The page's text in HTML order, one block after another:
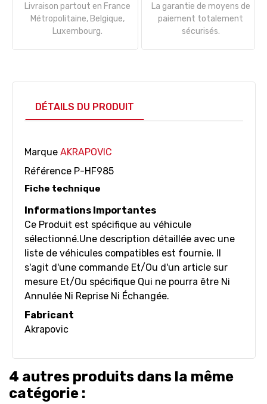
Livraison partout en France
Métropolitaine, Belgique,
Luxembourg.
La garantie de moyens de
paiement totalement
sécurisés.
DÉTAILS DU PRODUIT
Marque AKRAPOVIC
Référence P-HF985
Fiche technique
Informations Importantes
Ce Produit est spécifique au véhicule
sélectionné.Une description détaillée avec une
liste de véhicules compatibles est fournie. Il
s'agit d'une commande Et/Ou d'un article sur
mesure Et/Ou spécifique Qui ne pourra être Ni
Annulée Ni Reprise Ni Échangée.
Fabricant
Akrapovic
4 autres produits dans la même
catégorie :